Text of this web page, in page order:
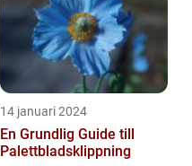
14 januari 2024
En Grundlig Guide till
Palettbladsklippning